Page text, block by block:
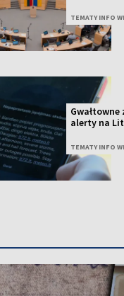
TEMATY INFO
Gwałtowne
alerty na
TEMATY INFO